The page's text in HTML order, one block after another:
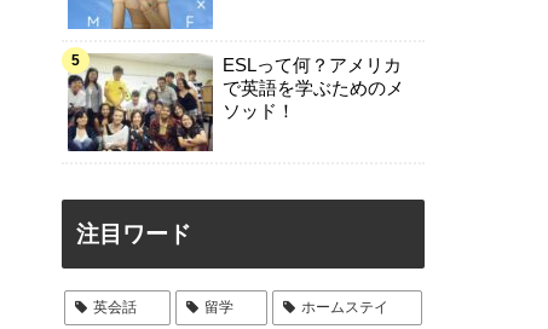
ESLって何？アメリカ
で英語を学ぶためのメ
ソッド！
注目ワード
英会話 留学 ホームステイ